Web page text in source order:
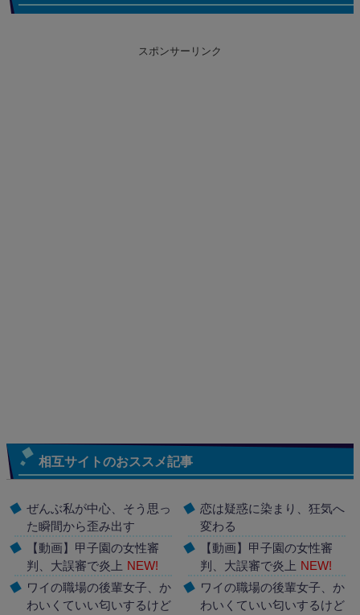
スポンサーリンク
相互サイトのおススメ記事
ぜんぶ私が中心、そう思っ
た瞬間から歪み出す
【動画】甲子園の女性審
判、大誤審で炎上 NEW!
ワイの職場の後輩女子、か
わいくていい匂いするけど
恋は疑惑に染まり、狂気へ
変わる
【動画】甲子園の女性審
判、大誤審で炎上 NEW!
ワイの職場の後輩女子、か
わいくていい匂いするけど